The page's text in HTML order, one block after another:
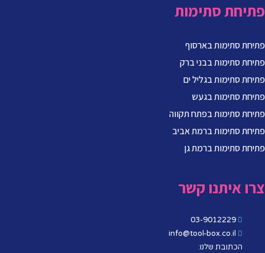
פתיחת סתימות
פתיחת סתימות בארסוף
פתיחת סתימות בבני ברק
פתיחת סתימות בגליל ים
פתיחת סתימות בגעש
פתיחת סתימות בפתח תקווה
פתיחת סתימות ברמת אביב
פתיחת סתימות ברמת גן
צרו איתנו קשר
03-9012229
info@tool-box.co.il
הכתובת שלנו: